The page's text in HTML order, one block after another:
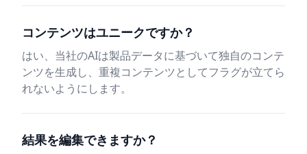
コンテンツはユニークですか？
はい、当社のAIは製品データに基づいて独自のコンテ
ンツを生成し、重複コンテンツとしてフラグが立てら
れないようにします。
結果を編集できますか？